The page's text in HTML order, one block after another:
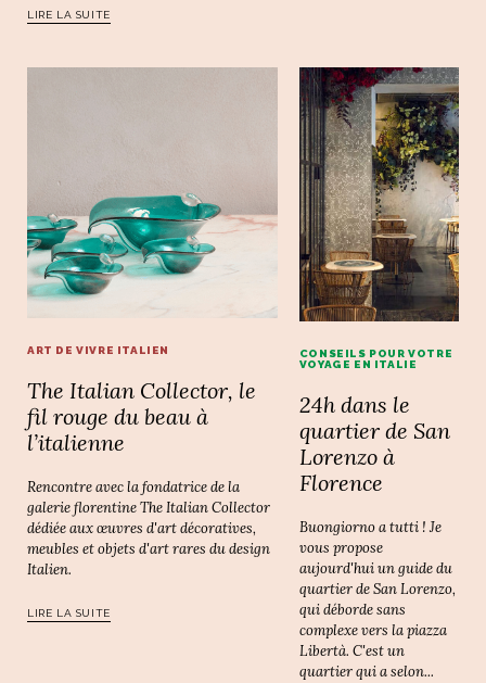
LIRE LA SUITE
ART DE VIVRE ITALIEN
The Italian Collector, le
fil rouge du beau à
l’italienne
Rencontre avec la fondatrice de la
galerie florentine The Italian Collector
dédiée aux œuvres d'art décoratives,
meubles et objets d'art rares du design
Italien.
LIRE LA SUITE
CONSEILS POUR VOTRE
VOYAGE EN ITALIE
24h dans le
quartier de San
Lorenzo à
Florence
Buongiorno a tutti ! Je
vous propose
aujourd'hui un guide du
quartier de San Lorenzo,
qui déborde sans
complexe vers la piazza
Libertà. C'est un
quartier qui a selon...